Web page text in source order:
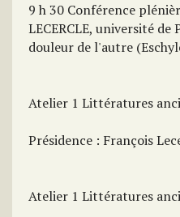
9 h 30 Conférence
LECERCLE, université
douleur de l'autre
Atelier 1 Littératures
Présidence : François
Atelier 1 Littératures